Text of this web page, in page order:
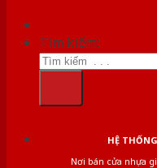
Tìm kiếm:
HỆ
Nơi bán cửa nhựa